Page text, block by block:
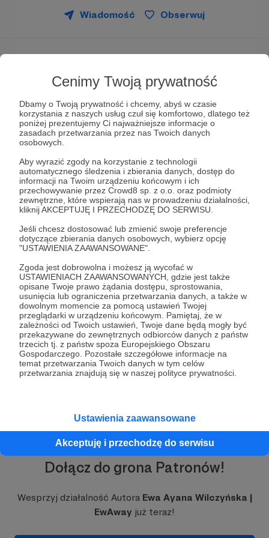
Cenimy Twoją prywatność
Dbamy o Twoją prywatność i chcemy, abyś w czasie
korzystania z naszych usług czuł się komfortowo, dlatego też
poniżej prezentujemy Ci najważniejsze informacje o
zasadach przetwarzania przez nas Twoich danych
osobowych.
Aby wyrazić zgody na korzystanie z technologii
automatycznego śledzenia i zbierania danych, dostęp do
informacji na Twoim urządzeniu końcowym i ich
przechowywanie przez Crowd8 sp. z o.o. oraz podmioty
zewnętrzne, które wspierają nas w prowadzeniu działalności,
kliknij AKCEPTUJĘ I PRZECHODZĘ DO SERWISU.
Jeśli chcesz dostosować lub zmienić swoje preferencje
dotyczące zbierania danych osobowych, wybierz opcję
"USTAWIENIA ZAAWANSOWANE".
Zgoda jest dobrowolna i możesz ją wycofać w
USTAWIENIACH ZAAWANSOWANYCH, gdzie jest także
opisane Twoje prawo żądania dostępu, sprostowania,
usunięcia lub ograniczenia przetwarzania danych, a także w
dowolnym momencie za pomocą ustawień Twojej
przeglądarki w urządzeniu końcowym. Pamiętaj, że w
zależności od Twoich ustawień, Twoje dane będą mogły być
przekazywane do zewnętrznych odbiorców danych z państw
trzecich tj. z państw spoza Europejskiego Obszaru
Gospodarczego. Pozostałe szczegółowe informacje na
temat przetwarzania Twoich danych w tym celów
przetwarzania znajdują się w naszej polityce prywatności.
Ustawienia zaawansowane
Akceptuję i przechodzę do serwisu
Wiadomość Obserwuj
Tak zatytułowałam swoje badania terenowe
coś ma jakiś tytuł i jednocześnie nieco
tajemniczą myśl przewodnią, prawda?
Nie jest to przypadek, ponieważ ostatnio cała
najbardziej zagadkowych miejsc na ziemi - Wyspy
Wielkanocnej, czyli Rapa Nui. Kto nie kojarzy
wielkich posągów z kamienia, patrzących
niewzruszenie w dal? Skrywających ogrom
niewymówionych odpowiedzi na kłębiące się
pytania naukowców, turystów, czy choćby
dzisiejszych wyspiarzy?
Ahu Tongariki - platforma ceremonialna | Wyspa
Wielkanocna, Rapa Nui
zainteresowania związane są z:
muzyką
kulturą
słowem
Swoje prace badawcze rozpoczęłam w 2020 roku
pod patronatem Ambasady RP w Santiago de
Rozwiń opis
Dołącz do grona Patronów!
Wesprzyj działalność Autora Ewa Ayana Wilczyńska |
EwAway już teraz!